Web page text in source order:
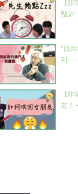
【非
點訓
“與
列——
【非
友？